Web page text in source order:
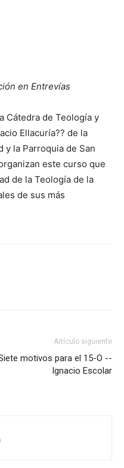
en Entrevías
Cátedra de Teología y
Ellacuría?? de la
y la Parroquia de San
este curso que
de la Teología de la
de sus más
Artículo siguiente
motivos para el 15-O --
Ignacio Escolar